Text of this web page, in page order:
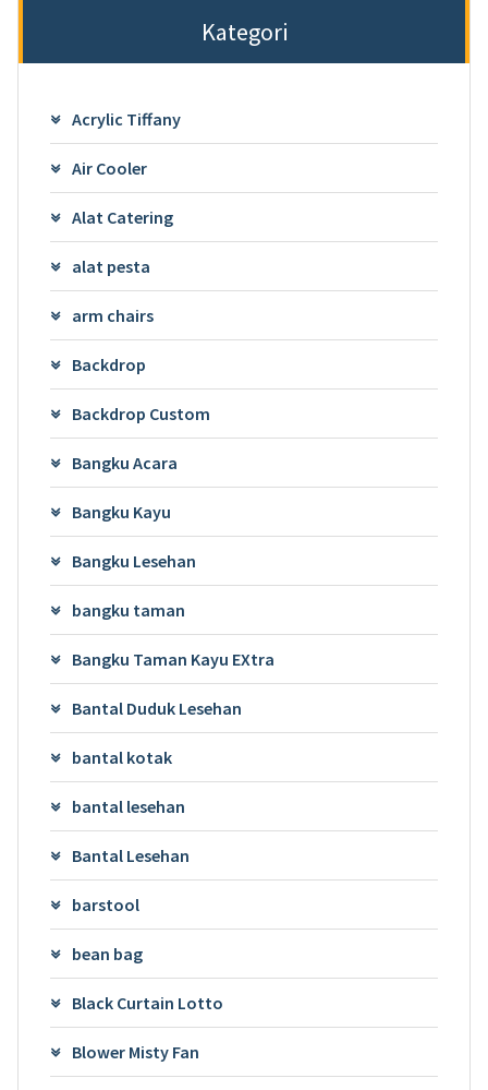
Kategori
Acrylic Tiffany
Air Cooler
Alat Catering
alat pesta
arm chairs
Backdrop
Backdrop Custom
Bangku Acara
Bangku Kayu
Bangku Lesehan
bangku taman
Bangku Taman Kayu EXtra
Bantal Duduk Lesehan
bantal kotak
bantal lesehan
Bantal Lesehan
barstool
bean bag
Black Curtain Lotto
Blower Misty Fan